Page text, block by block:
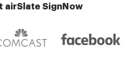
airSlate SignNow